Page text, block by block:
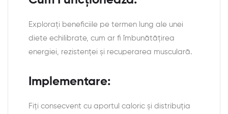
Explorați beneficiile pe termen lung ale unei
diete echilibrate, cum ar fi îmbunătățirea
energiei, rezistenței și recuperarea musculară.
Implementare:
Fiți consecvent cu aportul caloric și distribuția